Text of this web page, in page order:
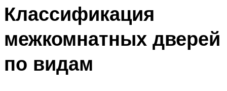
Классификация
межкомнатных дверей
по видам